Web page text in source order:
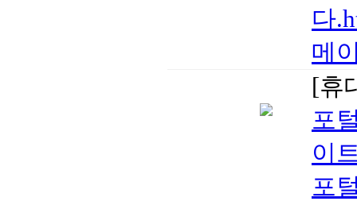
다
메
[휴
포
이
포